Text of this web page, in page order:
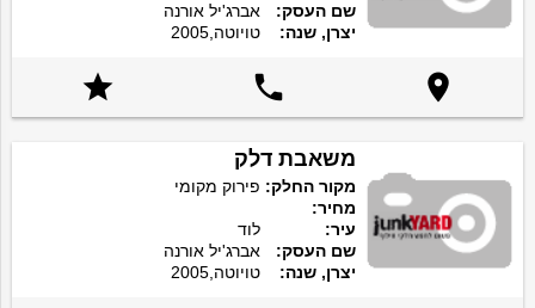
שם העסק:
אברג'יל אורנה
יצרן, שנה:
טויוטה,2005



משאבת דלק
מקור החלק: פירוק מקומי
מחיר:
עיר:
לוד
שם העסק:
אברג'יל אורנה
יצרן, שנה:
טויוטה,2005